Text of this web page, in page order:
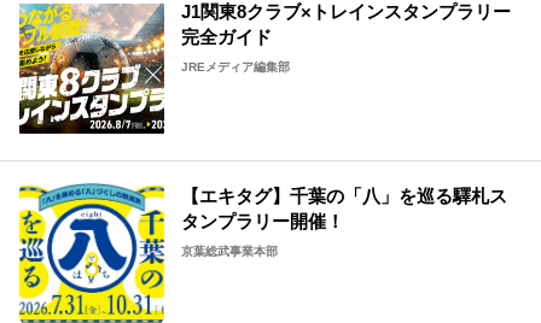
J1関東8クラブ×トレインスタンプラリー
完全ガイド
JREメディア編集部
【エキタグ】千葉の「八」を巡る驛札ス
タンプラリー開催！
京葉総武事業本部